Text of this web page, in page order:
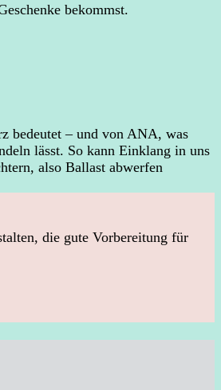
bekommst.
bedeutet – und von ANA, was
lässt. So kann Einklang in uns
also Ballast abwerfen
die gute Vorbereitung für